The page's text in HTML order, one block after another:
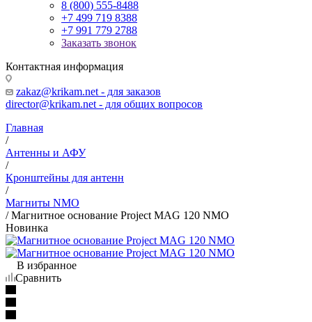
8 (800) 555-8488
+7 499 719 8388
+7 991 779 2788
Заказать звонок
Контактная информация
zakaz@krikam.net - для заказов
director@krikam.net - для общих вопросов
Главная
/
Антенны и АФУ
/
Кронштейны для антенн
/
Магниты NMO
/Магнитное основание Project MAG 120 NMO
Новинка
В избранное
Сравнить